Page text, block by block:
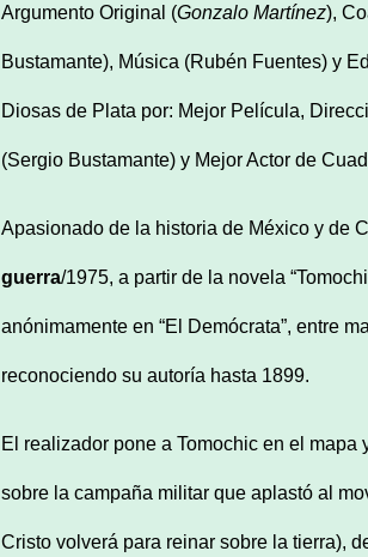
Argumento Original (Gonzalo Martínez),
Bustamante), Música (Rubén Fuentes) y
Diosas de Plata por: Mejor Película,
(Sergio Bustamante) y Mejor Actor de
Apasionado de la historia de México y de
guerra/1975, a partir de la novela
anónimamente en “El Demócrata”, entre
reconociendo su autoría hasta 1899.
El realizador pone a Tomochic en el
sobre la campaña militar que aplastó al
Cristo volverá para reinar sobre la tierra),